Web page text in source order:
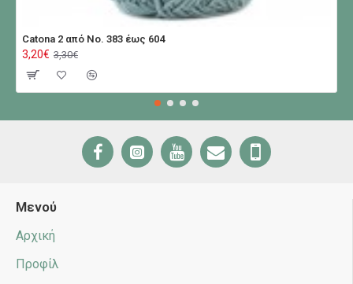
Catona 2 από No. 383 έως 604
3,20€ 3,30€
Μενού
Αρχική
Προφίλ